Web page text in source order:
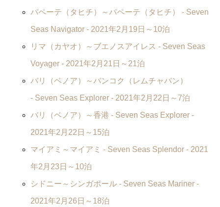
パペーテ（タヒチ）～パペーテ（タヒチ） - Seven
Seas Navigator- 2021年2月19日～10泊
リマ（カヤオ）～ブエノスアイレス - Seven Seas
Voyager- 2021年2月21日～21泊
バリ（ベノア）～バンコク（レムチャバン）
- Seven Seas Explorer- 2021年2月22日～7泊
バリ（ベノア）～香港 - Seven Seas Explorer-
2021年2月22日～15泊
マイアミ～マイアミ - Seven Seas Splendor- 2021
年2月23日～10泊
シドニー～シンガポール - Seven Seas Mariner-
2021年2月26日～18泊